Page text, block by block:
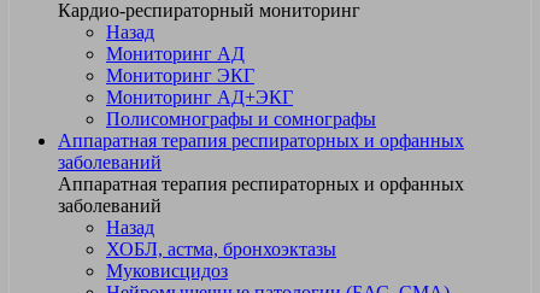
Кардио-респираторный мониторинг
Назад
Мониторинг АД
Мониторинг ЭКГ
Мониторинг АД+ЭКГ
Полисомнографы и сомнографы
Аппаратная терапия респираторных и орфанных
заболеваний
Аппаратная терапия респираторных и орфанных
заболеваний
Назад
ХОБЛ, астма, бронхоэктазы
Муковисцидоз